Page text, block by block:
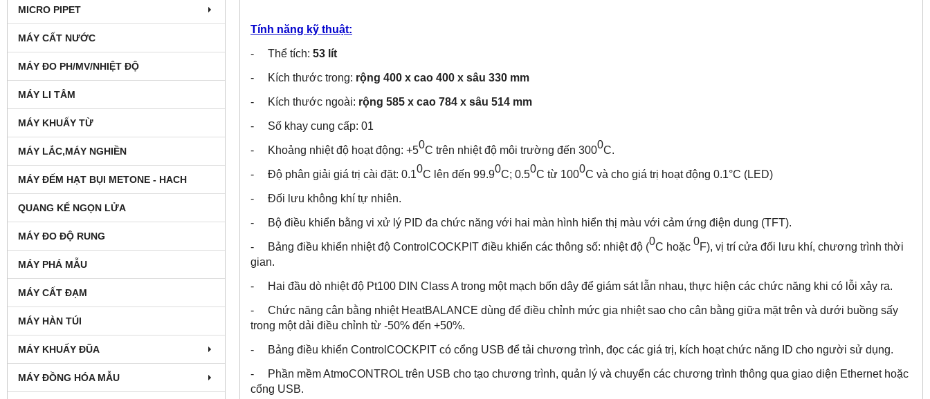
MICRO PIPET
MÁY CẤT NƯỚC
MÁY ĐO PH/MV/NHIỆT ĐỘ
MÁY LI TÂM
MÁY KHUẤY TỪ
MÁY LẮC,MÁY NGHIỀN
MÁY ĐẾM HẠT BỤI METONE - HACH
QUANG KẾ NGỌN LỬA
MÁY ĐO ĐỘ RUNG
MÁY PHÁ MẪU
MÁY CẤT ĐẠM
MÁY HÀN TÚI
MÁY KHUẤY ĐŨA
MÁY ĐỒNG HÓA MẪU
Tính năng kỹ thuật:
- Thể tích: 53 lít
- Kích thước trong: rộng 400 x cao 400 x sâu 330 mm
- Kích thước ngoài: rộng 585 x cao 784 x sâu 514 mm
- Số khay cung cấp: 01
- Khoảng nhiệt độ hoạt động: +50C trên nhiệt độ môi trường đến 3000C.
- Độ phân giải giá trị cài đặt: 0.10C lên đến 99.90C; 0.50C từ 1000C và cho giá trị hoạt động 0.1°C (LED)
- Đối lưu không khí tự nhiên.
- Bộ điều khiển bằng vi xử lý PID đa chức năng với hai màn hình hiển thị màu với cảm ứng điện dung (TFT).
- Bảng điều khiển nhiệt độ ControlCOCKPIT điều khiển các thông số: nhiệt độ (0C hoặc 0F), vị trí cửa đối lưu khí, chương trình thời
gian.
- Hai đầu dò nhiệt độ Pt100 DIN Class A trong một mạch bốn dây để giám sát lẫn nhau, thực hiện các chức năng khi có lỗi xảy ra.
- Chức năng cân bằng nhiệt HeatBALANCE dùng để điều chỉnh mức gia nhiệt sao cho cân bằng giữa mặt trên và dưới buồng sấy
trong một dải điều chỉnh từ -50% đến +50%.
- Bảng điều khiển ControlCOCKPIT có cổng USB để tải chương trình, đọc các giá trị, kích hoạt chức năng ID cho người sử dụng.
- Phần mềm AtmoCONTROL trên USB cho tạo chương trình, quản lý và chuyển các chương trình thông qua giao diện Ethernet hoặc
cổng USB.